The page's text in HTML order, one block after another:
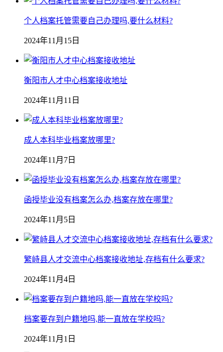
个人档案托管需要自己办理吗,要什么材料?
2024年11月15日
衡阳市人才中心档案接收地址
2024年11月11日
成人本科毕业档案放哪里?
2024年11月7日
函授毕业没有档案怎么办,档案存放在哪里?
2024年11月5日
繁峙县人才交流中心档案接收地址,存档有什么要求?
2024年11月4日
档案要存到户籍地吗,能一直放在学校吗?
2024年11月1日